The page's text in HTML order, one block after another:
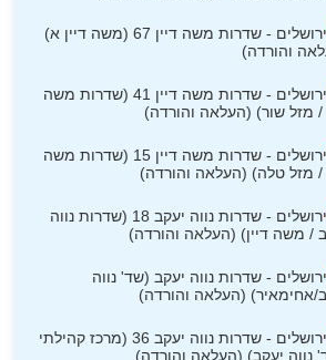
ירושלים - שדרות משה דיין 67 (משה דיין א)
והורדה)
ירושלים - שדרות משה דיין 41 (שדרות משה
/ מזל שור) (העלאה והורדה)
ירושלים - שדרות משה דיין 15 (שדרות משה
/ מזל טלה) (העלאה והורדה)
ירושלים - שדרות נווה יעקב 18 (שדרות נווה
/ משה דיין) (העלאה והורדה)
ירושלים - שדרות נווה יעקב (שד' נווה
אחימאיר) (העלאה והורדה)
ירושלים - שדרות נווה יעקב 36 (מרכז קהילתי
נווה יעקב) (העלאה והורדה)